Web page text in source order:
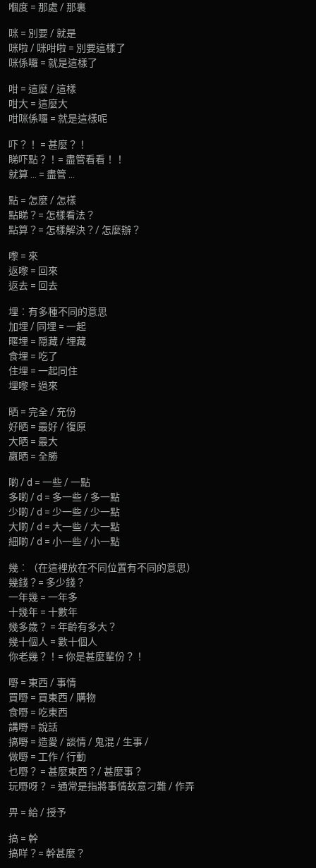
嗰度 = 那處 / 那裏
咪 = 別要 / 就是
咪啦 / 咪咁啦 = 別要這樣了
咪係囉 = 就是這樣了
咁 = 這麼 / 這樣
咁大 = 這麼大
咁咪係囉 = 就是這樣呢
吓？！ = 甚麼？！
睇吓點？！= 盡管看看！！
就算 … = 盡管 …
點 = 怎麼 / 怎樣
點睇？= 怎樣看法？
點算？= 怎樣解決？/ 怎麼辦？
嚟 = 來
返嚟 = 回來
返去 = 回去
埋︰有多種不同的意思
加埋 / 同埋 = 一起
暱埋 = 隠藏 / 埋藏
食埋 = 吃了
住埋 = 一起同住
埋嚟 = 過來
晒 = 完全 / 充份
好晒 = 最好 / 復原
大晒 = 最大
嬴晒 = 全勝
啲 / d = 一些 / 一點
多啲 / d = 多一些 / 多一點
少啲 / d = 少一些 / 少一點
大啲 / d = 大一些 / 大一點
細啲 / d = 小一些 / 小一點
幾︰（在這裡放在不同位置有不同的意思）
幾錢？= 多少錢？
一年幾 = 一年多
十幾年 = 十數年
幾多歲？ = 年齡有多大？
幾十個人 = 數十個人
你老幾？！= 你是甚麼輩份？！
嘢 = 東西 / 事情
買嘢 = 買東西 / 購物
食嘢 = 吃東西
講嘢 = 說話
搞嘢 = 造愛 / 談情 / 鬼混 / 生事 /
做嘢 = 工作 / 行動
乜嘢？ = 甚麼東西？/ 甚麼事？
玩嘢呀？ = 通常是指將事情故意刁難 / 作弄
畀 = 給 / 授予
搞 = 幹
搞咩？= 幹甚麼？